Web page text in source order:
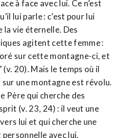
à face avec lui. Ce n’est
lui parle : c’est pour lui
la vie éternelle. Des
agitent cette femme :
sur cette montagne-ci, et
20). Mais le temps où il
une montagne est révolu.
Père qui cherche des
(v. 23, 24) : il veut une
lui et qui cherche une
avec lui.